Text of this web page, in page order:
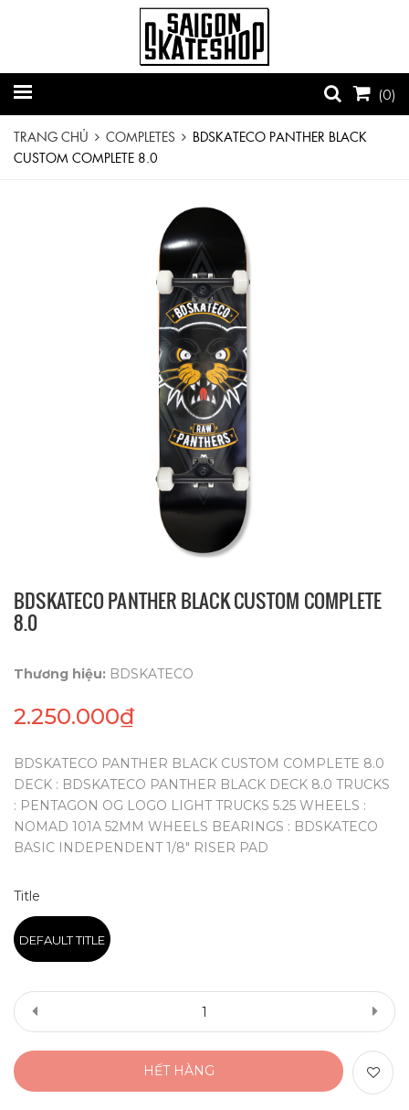
(0)
TRANG CHỦ COMPLETES
BDSKATECO PANTHER BLACK
CUSTOM COMPLETE 8.0
BDSKATECO PANTHER BLACK CUSTOM COMPLETE
8.0
Thương hiệu: BDSKATECO
2.250.000₫
BDSKATECO PANTHER BLACK CUSTOM COMPLETE 8.0
DECK : BDSKATECO PANTHER BLACK DECK 8.0 TRUCKS
: PENTAGON OG LOGO LIGHT TRUCKS 5.25 WHEELS :
NOMAD 101A 52MM WHEELS BEARINGS : BDSKATECO
BASIC INDEPENDENT 1/8" RISER PAD
Title
DEFAULT TITLE
HẾT HÀNG